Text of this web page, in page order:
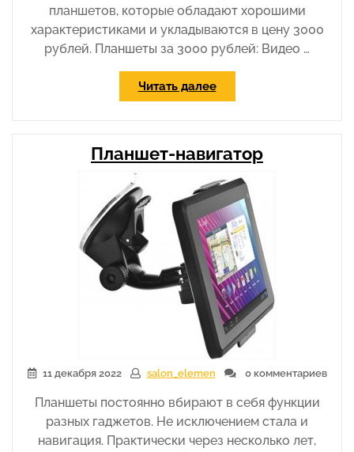
планшетов, которые обладают хорошими
характеристиками и укладываются в цену 3000
рублей. Планшеты за 3000 рублей: Видео …
Читать далее«Планшеты
за
3000
рублей»
Планшет-навигатор
11 декабря 2022 salon_elemen 0 комментариев
Планшеты постоянно вбирают в себя функции
разных гаджетов. Не исключением стала и
навигация. Практически через несколько лет,